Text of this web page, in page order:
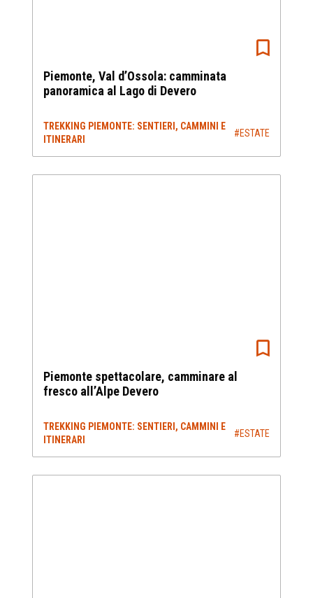
Piemonte, Val d’Ossola: camminata
panoramica al Lago di Devero
TREKKING PIEMONTE: SENTIERI, CAMMINI E
ITINERARI
#ESTATE
Piemonte spettacolare, camminare al
fresco all’Alpe Devero
TREKKING PIEMONTE: SENTIERI, CAMMINI E
ITINERARI
#ESTATE